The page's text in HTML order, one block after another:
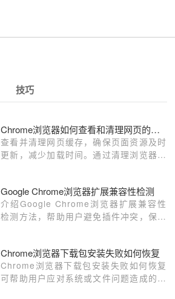
技巧
Chrome浏览器如何查看和清理网页的缓存
查看并清理网页缓存，确保页面资源及时
更新，减少加载时间。通过清理浏览器缓
Google Chrome浏览器扩展兼容性检测
介绍Google Chrome浏览器扩展兼容性
检测方法，帮助用户避免插件冲突，保障
Chrome浏览器下载包安装失败如何恢复
Chrome浏览器下载包安装失败如何恢复
可帮助用户应对系统或文件问题造成的安